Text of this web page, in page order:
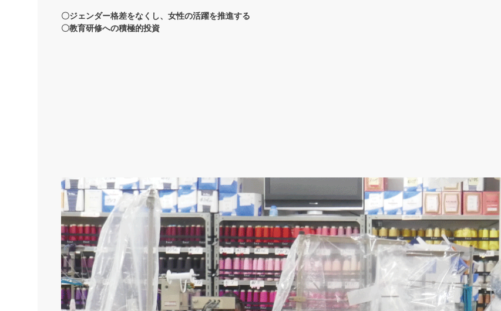
〇ジェンダー格差をなくし、女性の活躍を推進する
〇教育研修への積極的投資